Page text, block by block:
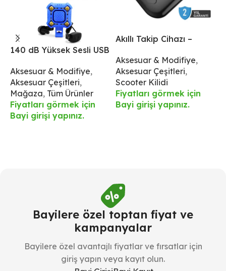
140 dB Yüksek Sesli USB
Işıklı Ön Aydınlatma –
IPX6 Su Geçirmez
Aksesuar & Modifiye,
Aksesuar Çeşitleri,
Mağaza, Tüm Ürünler
Fiyatları görmek için
Bayi girişi yapınız.
Akıllı Takip Cihazı –
Aksesuar & Modifiye,
Aksesuar Çeşitleri,
Scooter Kilidi
Fiyatları görmek için
Bayi girişi yapınız.
Bayilere özel toptan fiyat ve
kampanyalar
Bayilere özel avantajlı fiyatlar ve fırsatlar için
giriş yapın veya kayıt olun.